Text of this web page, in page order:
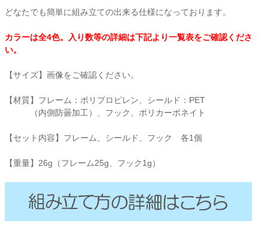
どなたでも簡単に組み立ての出来る仕様になっております。
カラーは全4色。入り数等の詳細は下記より一覧表をご確認くださ
い。
【サイズ】画像をご確認ください。
【材質】フレーム：ポリプロピレン、シールド：PET
（内側防曇加工）、フック、ポリカーボネイト
【セット内容】フレーム、シールド、フック 各1個
【重量】26g（フレーム25g、フック1g）